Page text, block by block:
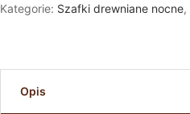
Kategorie: Szafki drewniane nocne,
Opis